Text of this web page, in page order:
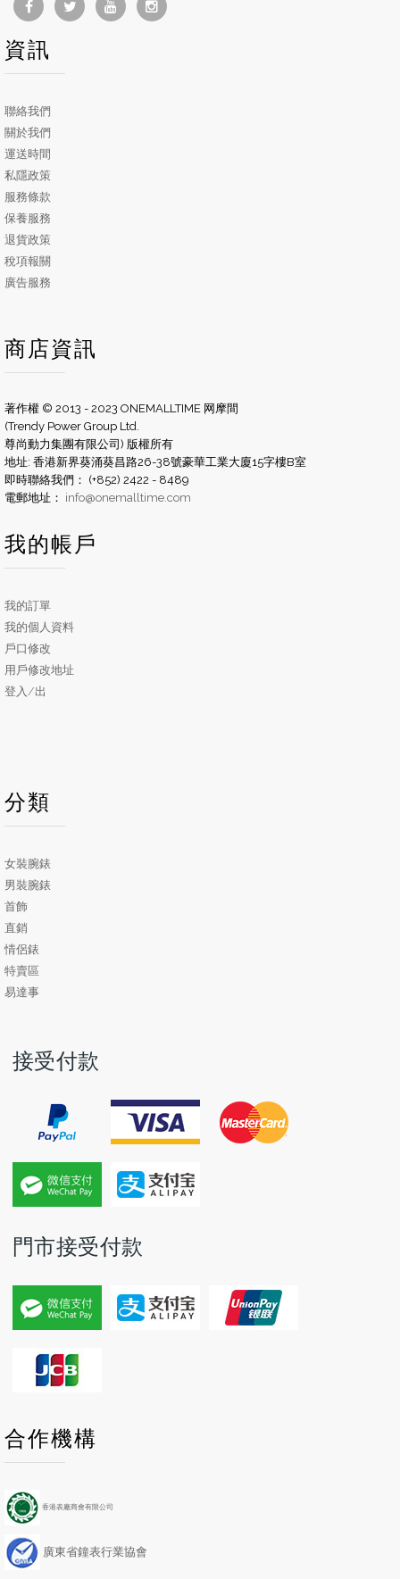
資訊
聯絡我們
關於我們
運送時間
私隱政策
服務條款
保養服務
退貨政策
稅項報關
廣告服務
商店資訊
著作權 © 2013 - 2023 ONEMALLTIME 网摩間
(Trendy Power Group Ltd.
尊尚動力集團有限公司) 版權所有
地址: 香港新界葵涌葵昌路26-38號豪華工業大廈15字樓B室
即時聯絡我們： (+852) 2422 - 8489
電郵地址： info@onemalltime.com
我的帳戶
我的訂單
我的個人資料
戶口修改
用戶修改地址
登入/出
分類
女裝腕錶
男裝腕錶
首飾
直銷
情侶錶
特賣區
易達事
接受付款
門市接受付款
合作機構
香港表廠商會有限公司
廣東省鐘表行業協會
r
e
o
s
r
e
i
o
u
s
M
N
e
x
Y
e
a
r
N
e
x